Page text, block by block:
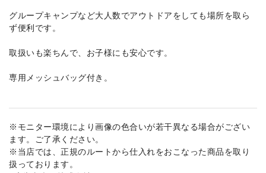
グループキャンプなど大人数でアウトドアをしても場所を取ら
ず便利です。
取扱いも楽ちんで、お子様にも安心です。
専用メッシュバッグ付き。
※モニター環境により画像の色合いが若干異なる場合がござい
ます。ご了承ください。
※当店では、正規のルートから仕入れをおこなった商品を取り
扱っております。